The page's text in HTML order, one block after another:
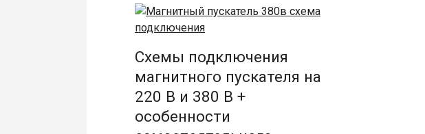
Схемы подключения
магнитного пускателя на
220 В и 380 В +
особенности